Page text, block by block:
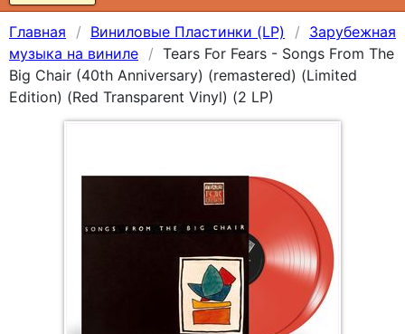
Главная Виниловые Пластинки (LP)
Зарубежная
музыка на виниле
Tears For Fears - Songs From The
Big Chair (40th Anniversary) (remastered) (Limited
Edition) (Red Transparent Vinyl) (2 LP)